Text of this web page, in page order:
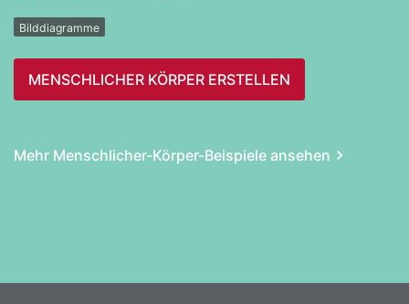
Bilddiagramme
MENSCHLICHER KÖRPER ERSTELLEN
Mehr Menschlicher-Körper-Beispiele ansehen